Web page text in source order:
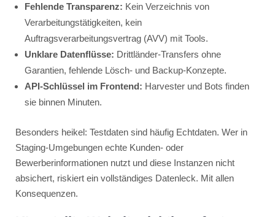
Fehlende Transparenz: Kein Verzeichnis von
Verarbeitungstätigkeiten, kein
Auftragsverarbeitungsvertrag (AVV) mit Tools.
Unklare Datenflüsse: Drittländer-Transfers ohne
Garantien, fehlende Lösch- und Backup-Konzepte.
API-Schlüssel im Frontend: Harvester und Bots finden
sie binnen Minuten.
Besonders heikel: Testdaten sind häufig Echtdaten. Wer in
Staging-Umgebungen echte Kunden- oder
Bewerberinformationen nutzt und diese Instanzen nicht
absichert, riskiert ein vollständiges Datenleck. Mit allen
Konsequenzen.